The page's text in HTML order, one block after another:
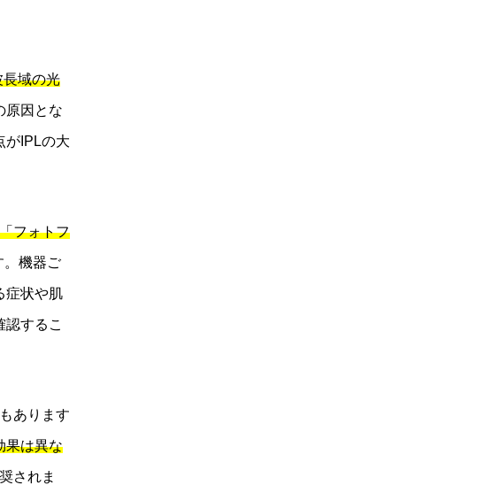
域の光
原因とな
がIPLの大
「フォトフ
。機器ご
症状や肌
するこ
あります
果は異な
されま